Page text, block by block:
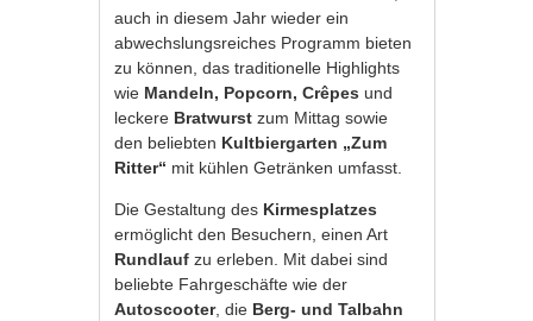
auch in diesem Jahr wieder ein
abwechslungsreiches Programm bieten
zu können, das traditionelle Highlights
wie Mandeln, Popcorn, Crêpes und
leckere Bratwurstzum Mittag sowie
den beliebten Kultbiergarten „Zum
Ritter“ mit kühlen Getränken umfasst.
Die Gestaltung des Kirmesplatzes
ermöglicht den Besuchern, einen Art
Rundlaufzu erleben. Mit dabei sind
beliebte Fahrgeschäfte wie der
Autoscooter, die Berg- und Talbahn